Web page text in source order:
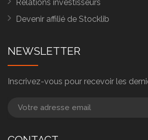
Relations investisseurs
Devenir affilié de Stocklib
NEWSLETTER
Inscrivez-vous pour recevoir les